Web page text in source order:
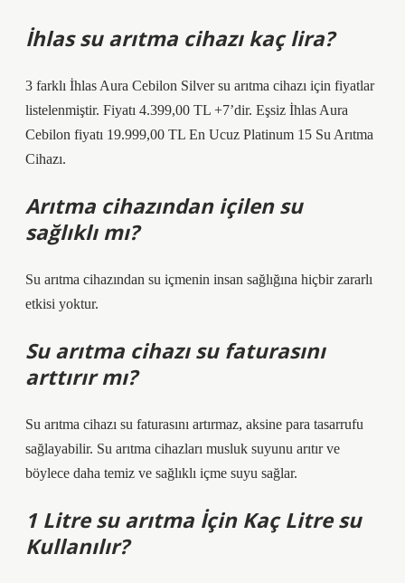
İhlas su arıtma cihazı kaç lira?
3 farklı İhlas Aura Cebilon Silver su arıtma cihazı için fiyatlar
listelenmiştir. Fiyatı 4.399,00 TL +7’dir. Eşsiz İhlas Aura
Cebilon fiyatı 19.999,00 TL En Ucuz Platinum 15 Su Arıtma
Cihazı.
Arıtma cihazından içilen su
sağlıklı mı?
Su arıtma cihazından su içmenin insan sağlığına hiçbir zararlı
etkisi yoktur.
Su arıtma cihazı su faturasını
arttırır mı?
Su arıtma cihazı su faturasını artırmaz, aksine para tasarrufu
sağlayabilir. Su arıtma cihazları musluk suyunu arıtır ve
böylece daha temiz ve sağlıklı içme suyu sağlar.
1 Litre su arıtma İçin Kaç Litre su
Kullanılır?